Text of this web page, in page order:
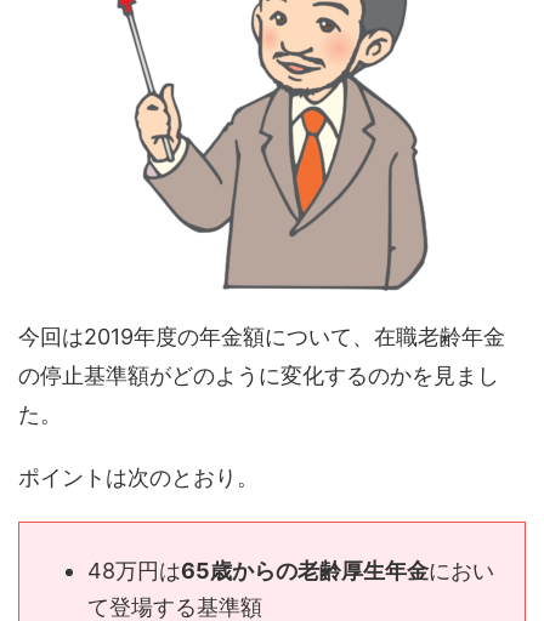
今回は2019年度の年金額について、在職老齢年金
の停止基準額がどのように変化するのかを見まし
た。
ポイントは次のとおり。
48万円は65歳からの老齢厚生年金におい
て登場する基準額